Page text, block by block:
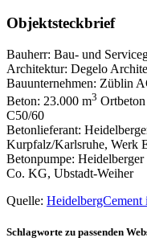
Objektsteckbrief
Bauherr: Bau- und
Architektur: Degelo
Bauunternehmen: Züblin
Beton: 23.000 m3
C50/60
Betonlieferant:
Kurpfalz/Karlsruhe, Werk
Betonpumpe:
Co. KG, Ubstadt-Weiher
Quelle: HeidelbergCement
Schlagworte zu passenden